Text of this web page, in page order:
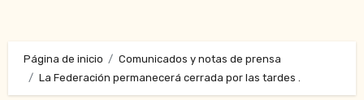
Página de inicio
Comunicados y notas de prensa
La Federación permanecerá cerrada por las tardes .